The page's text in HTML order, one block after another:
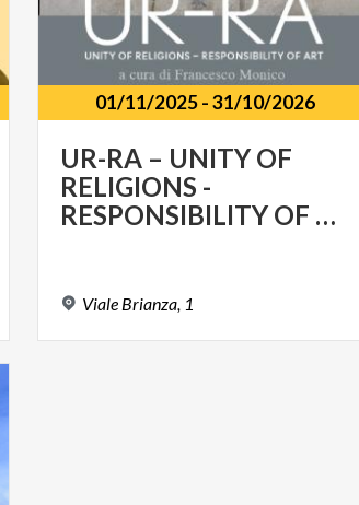
01/11/2025-31/10/2026
UR-RA – UNITY OF
RELIGIONS -
RESPONSIBILITY OF ART
Viale Brianza, 1